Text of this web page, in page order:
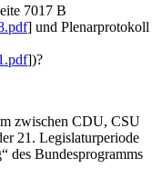
7017 B
] und Plenarprotokoll
])?
zwischen CDU, CSU
21. Legislaturperiode
des Bundesprogramms